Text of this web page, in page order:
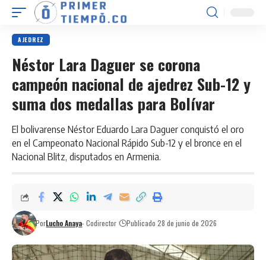
AJEDREZ
Néstor Lara Daguer se corona
campeón nacional de ajedrez Sub-12 y
suma dos medallas para Bolívar
El bolivarense Néstor Eduardo Lara Daguer conquistó el oro
en el Campeonato Nacional Rápido Sub-12 y el bronce en el
Nacional Blitz, disputados en Armenia.
PorLucho Anaya- Codirector Publicado 28 de junio de 2026